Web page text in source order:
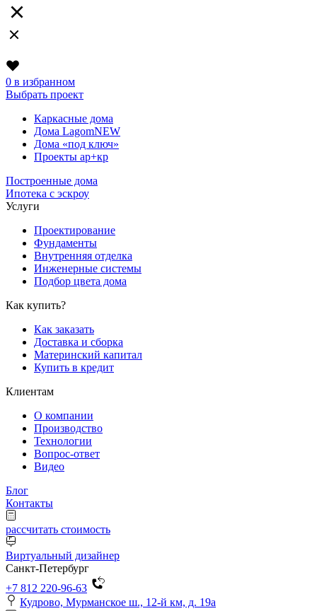
0 в избранном
Выбрать проект
Каркасные дома
Дома LagomNEW
Дома «под ключ»
Проекты ар+кр
Построенные дома
Ипотека с эскроу
Услуги
Проектирование
Фундаменты
Внутренняя отделка
Инженерные системы
Подбор цвета дома
Как купить?
Как заказать
Доставка и сборка
Материнский капитал
Купить в кредит
Клиентам
О компании
Производство
Технологии
Вопрос-ответ
Видео
Блог
Контакты
рассчитать стоимость
Виртуальный дизайнер
Санкт-Петербург
+7 812 220-96-63
Кудрово, Мурманское ш., 12-й км, д. 19a